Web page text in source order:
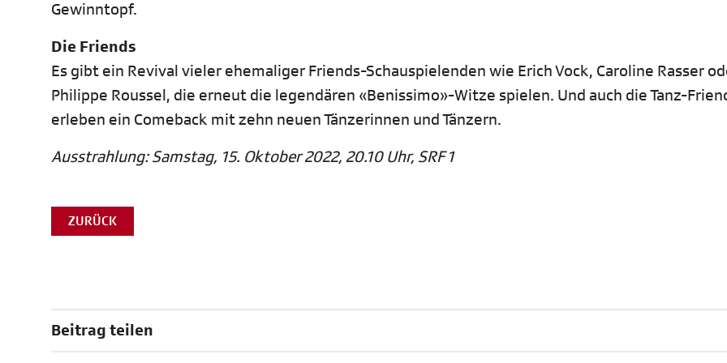
Gewinntopf.
Die Friends
Es gibt ein Revival vieler ehemaliger Friends-Schauspielenden wie Erich Vock, Caroline Rasser
Philippe Roussel, die erneut die legendären «Benissimo»-Witze spielen. Und auch die Tanz-
erleben ein Comeback mit zehn neuen Tänzerinnen und Tänzern.
Ausstrahlung: Samstag, 15. Oktober 2022, 20.10 Uhr, SRF 1
ZURÜCK
Beitrag teilen